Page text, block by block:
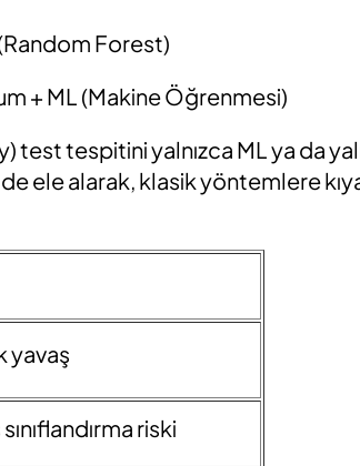
Forest)
+ ML (Makine Öğrenmesi)
test tespitini yalnızca ML ya da
ele alarak, klasik yöntemlere
yavaş
riski